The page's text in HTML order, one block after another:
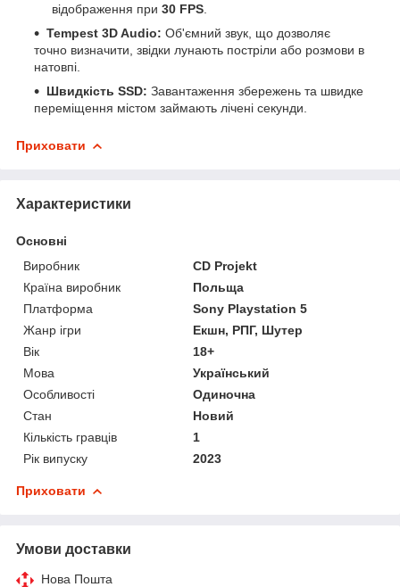
відображення при 30 FPS
Tempest 3D Audio: Об'ємний звук, що дозволяє
точно визначити, звідки лунають постріли або розмови в
натовпі.
Швидкість SSD: Завантаження збережень та швидке
переміщення містом займають лічені секунди.
Приховати
Характеристики
Основні
Виробник
CD Projekt
Країна виробник
Польща
Платформа
Sony Playstation 5
Жанр ігри
Екшн, РПГ, Шутер
Вік
18+
Мова
Український
Особливості
Одиночна
Стан
Новий
Кількість гравців
1
Рік випуску
2023
Приховати
Умови доставки
Нова Пошта